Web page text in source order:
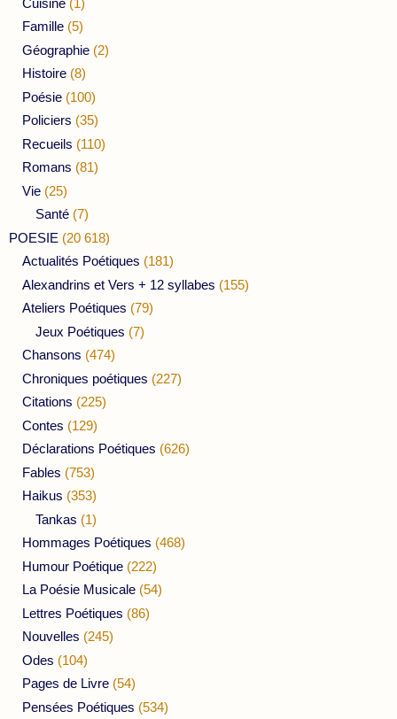
Famille (5)
Géographie (2)
Histoire (8)
Poésie (100)
Policiers (35)
Recueils (110)
Romans (81)
Vie (25)
Santé (7)
POESIE (20 618)
Actualités Poétiques (181)
Alexandrins et Vers + 12 syllabes (155)
Ateliers Poétiques (79)
Jeux Poétiques (7)
Chansons (474)
Chroniques poétiques (227)
Citations (225)
Contes (129)
Déclarations Poétiques (626)
Fables (753)
Haikus (353)
Tankas (1)
Hommages Poétiques (468)
Humour Poétique (222)
La Poésie Musicale (54)
Lettres Poétiques (86)
Nouvelles (245)
Odes (104)
Pages de Livre (54)
Pensées Poétiques (534)